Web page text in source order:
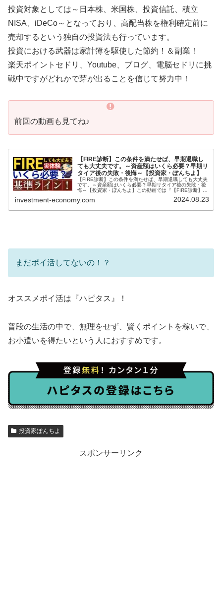
投資対象としては～日本株、米国株、投資信託、積立
NISA、iDeCo～となっており、高配当株を権利確定前に
売却するという独自の投資法も行っています。
投資における武器は家計簿を駆使した節約！＆副業！
楽天ポイントセドリ、Youtube、ブログ、電脳セドリに挑
戦中ですがどれかで芽が出ることを信じて努力中！
前回の動画も見てね♪
【FIRE診断】この条件を満たせば、早期退職し
ても大丈夫です。～資産額はいくら必要？早期リ
タイア後の失敗・後悔～【投資家・ぽんちよ】
【FIRE診断】この条件を満たせば、早期退職しても大丈夫
です。～資産額はいくら必要？早期リタイア後の失敗・後
悔～【投資家・ぽんちよ】この動画では『【FIRE診断】こ
はいくら必要？早期リタイ...
investment-economy.com 2024.08.23
まだポイ活してないの！？
オススメポイ活は『ハピタス』！
普段の生活の中で、無理をせず、賢くポイントを稼いで、
お小遣いを得たいという人におすすめです。
投資家ぽんちよ
スポンサーリンク